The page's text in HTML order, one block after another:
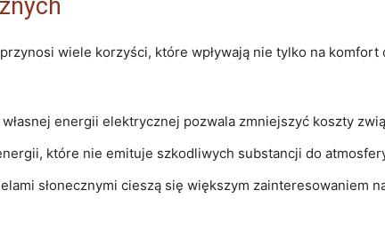
wiele korzyści, które wpływają nie tylko na komfort
energii elektrycznej pozwala zmniejszyć koszty
które nie emituje ‍szkodliwych substancji do
słonecznymi cieszą się większym zainteresowaniem‍